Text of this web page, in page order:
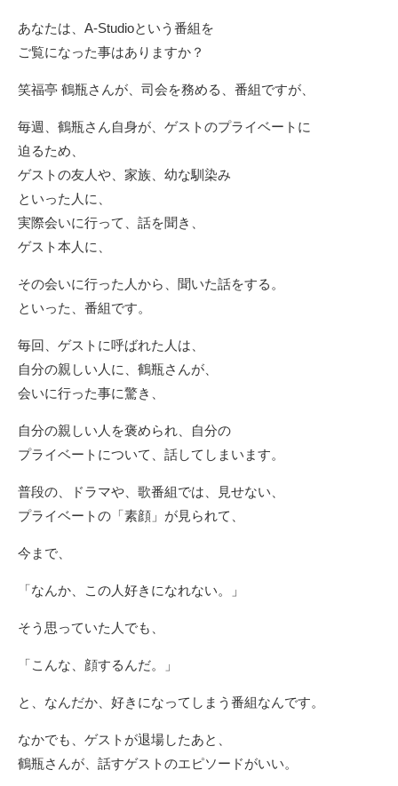
あなたは、A-Studioという番組を
ご覧になった事はありますか？
笑福亭 鶴瓶さんが、司会を務める、番組ですが、
毎週、鶴瓶さん自身が、ゲストのプライベートに
迫るため、
ゲストの友人や、家族、幼な馴染み
といった人に、
実際会いに行って、話を聞き、
ゲスト本人に、
その会いに行った人から、聞いた話をする。
といった、番組です。
毎回、ゲストに呼ばれた人は、
自分の親しい人に、鶴瓶さんが、
会いに行った事に驚き、
自分の親しい人を褒められ、自分の
プライベートについて、話してしまいます。
普段の、ドラマや、歌番組では、見せない、
プライベートの「素顔」が見られて、
今まで、
「なんか、この人好きになれない。」
そう思っていた人でも、
「こんな、顔するんだ。」
と、なんだか、好きになってしまう番組なんです。
なかでも、ゲストが退場したあと、
鶴瓶さんが、話すゲストのエピソードがいい。